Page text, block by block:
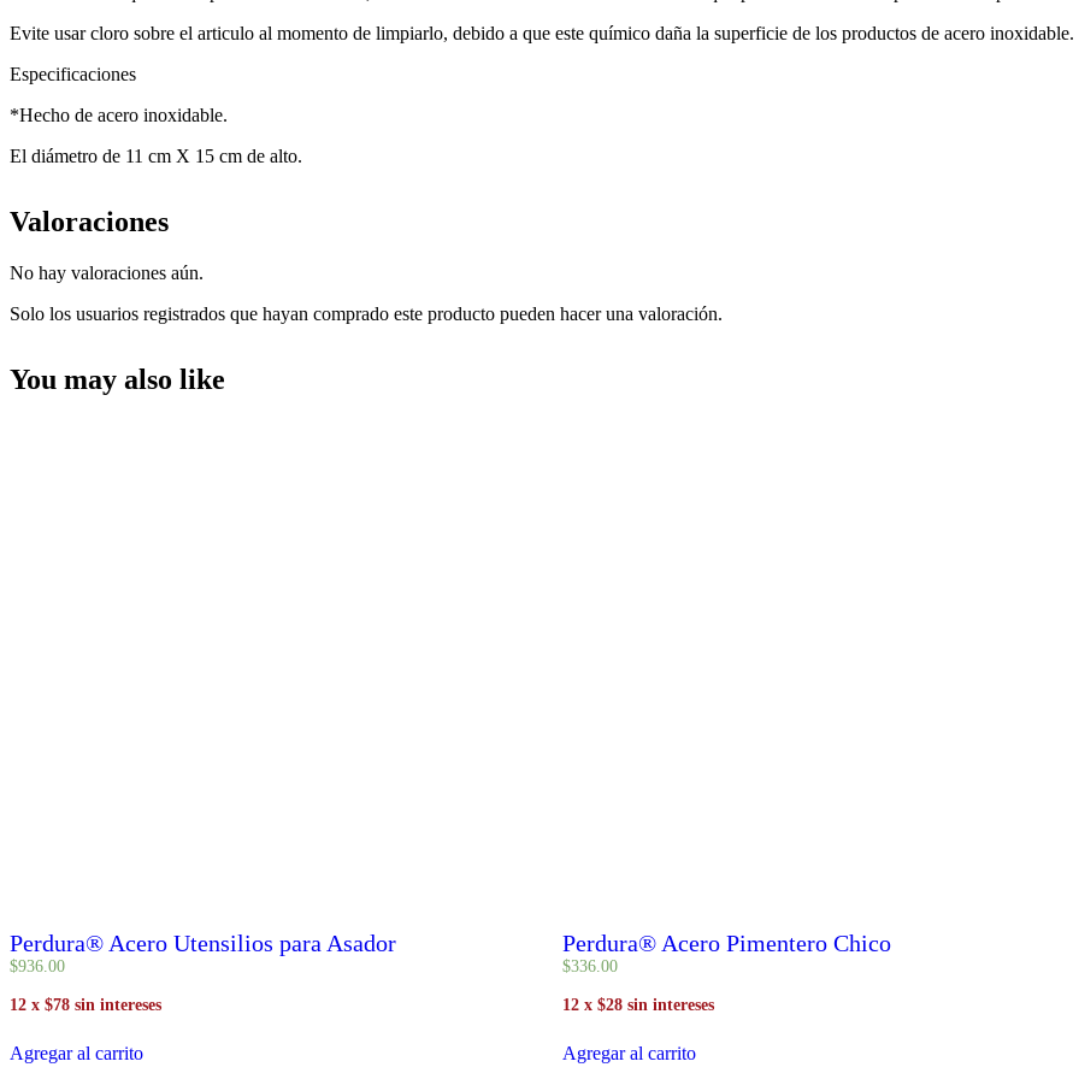
Evite usar cloro sobre el articulo al momento de limpiarlo, debido a que este químico daña la superficie de los productos de acero inoxidable.
Especificaciones
*Hecho de acero inoxidable.
El diámetro de 11 cm X 15 cm de alto.
Valoraciones
No hay valoraciones aún.
Solo los usuarios registrados que hayan comprado este producto pueden hacer una valoración.
You may also like
Perdura® Acero Utensilios para Asador
$936 00
12 x $78 sin intereses
Agregar al carrito
Perdura® Acero Pimentero Chico
$336. 00
12 x $28 sin intereses
Agregar al carrito